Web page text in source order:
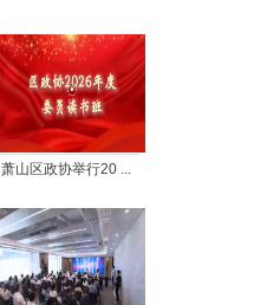
萧山区政协举行20 ...